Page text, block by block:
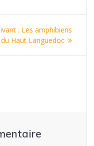
: Article
suivant
Les amphibiens
du Haut Languedoc